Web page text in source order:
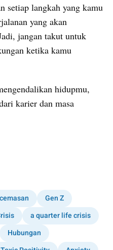
setiap langkah yang kamu
yang akan
jangan takut untuk
ketika kamu
hidupmu,
karier dan masa
Gen Z
a quarter life crisis
Hubungan